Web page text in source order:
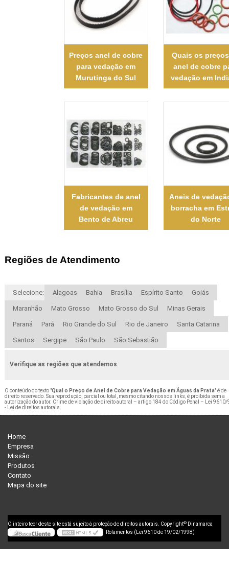
Preços anel de cobre
para vedação em
Murutinga do Sul
Quais os
anel de cobre
vedação em
Fabricantes de anel
de vedação em
Bento de Abreu
Aneis de
borracha em
do Norte
Regiões de Atendimento
Selecione: Alagoas Bahia Brasília Espírito Santo Goiás
Maranhão Mato Grosso Mato Grosso do Sul Minas Gerais
Paraná Pará Rio Grande do Sul Rio de Janeiro Santa Catarina
Santos Sergipe São Paulo São Sebastião
Verifique as regiões que atendemos
O conteúdo do texto "Qual o Preço de Anel de Cobre para Vedação em Águas da Prata" é de
direito reservado. Sua reprodução, parcial ou total, mesmo citando nossos links, é proibida sem a
autorização do autor. Crime de violação de direito autoral – artigo 184 do Código Penal – Lei 9610/
- Lei de direitos autorais.
Home
Empresa
Missão
Produtos
Contato
Mapa do site
O inteiro teor deste site está sujeito à proteção de direitos autorais. Copyright© Dinamarca
Rolamentos (Lei 9610 de 19/02/1998)